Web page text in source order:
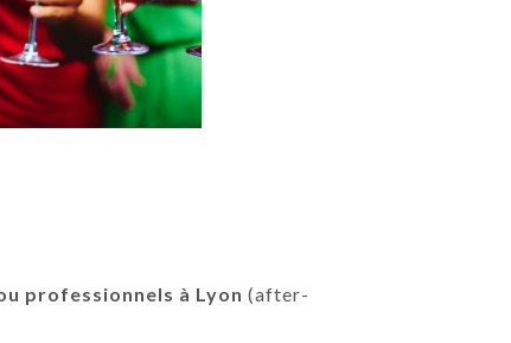
professionnels à Lyon (after-